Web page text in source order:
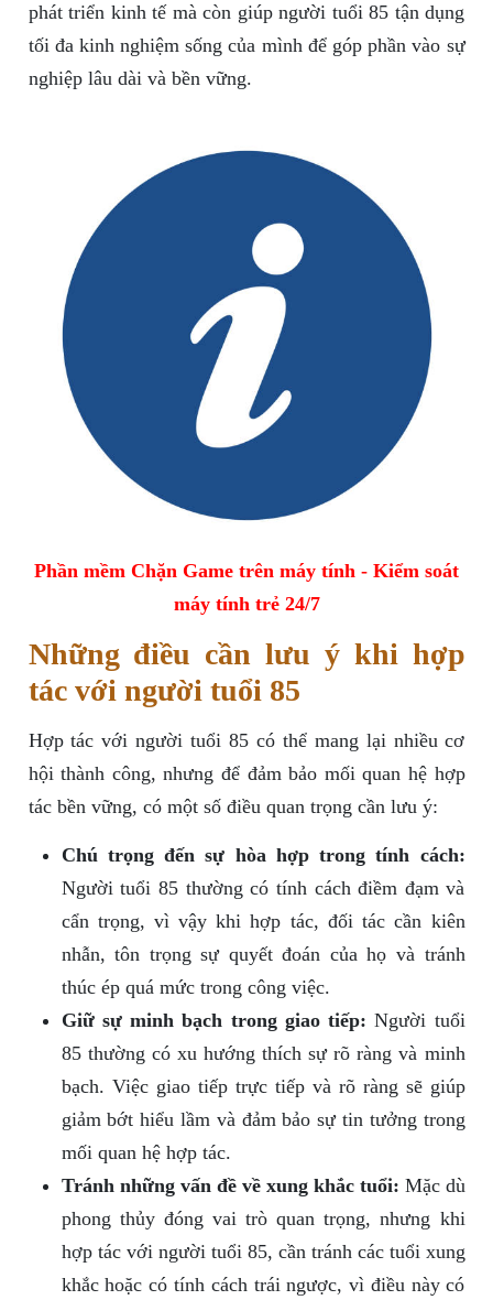
phát triển kinh tế mà còn giúp người tuổi 85 tận dụng
tối đa kinh nghiệm sống của mình để góp phần vào sự
nghiệp lâu dài và bền vững.
Phần mềm Chặn Game trên máy tính - Kiểm soát
máy tính trẻ 24/7
Những điều cần lưu ý khi hợp
tác với người tuổi 85
Hợp tác với người tuổi 85 có thể mang lại nhiều cơ
hội thành công, nhưng để đảm bảo mối quan hệ hợp
tác bền vững, có một số điều quan trọng cần lưu ý:
Chú trọng đến sự hòa hợp trong tính cách:
Người tuổi 85 thường có tính cách điềm đạm và
cẩn trọng, vì vậy khi hợp tác, đối tác cần kiên
nhẫn, tôn trọng sự quyết đoán của họ và tránh
thúc ép quá mức trong công việc.
Giữ sự minh bạch trong giao tiếp: Người tuổi
85 thường có xu hướng thích sự rõ ràng và minh
bạch. Việc giao tiếp trực tiếp và rõ ràng sẽ giúp
giảm bớt hiểu lầm và đảm bảo sự tin tưởng trong
mối quan hệ hợp tác.
Tránh những vấn đề về xung khắc tuổi: Mặc dù
phong thủy đóng vai trò quan trọng, nhưng khi
hợp tác với người tuổi 85, cần tránh các tuổi xung
khắc hoặc có tính cách trái ngược, vì điều này có